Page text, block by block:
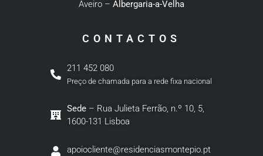
Aveiro – Albergaria-a-Velha
CONTACTOS
211 452 080
Preço de chamada para a rede fixa nacional
Sede– Rua Julieta Ferrão, n.º 10, 5,
1600-131 Lisboa
apoiocliente@residenciasmontepio.pt